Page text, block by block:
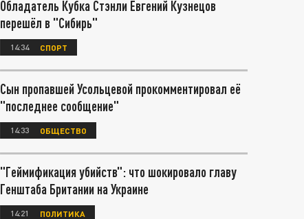
Обладатель Кубка Стэнли Евгений Кузнецов
перешёл в "Сибирь"
14:34 СПОРТ
Сын пропавшей Усольцевой прокомментировал её
"последнее сообщение"
14:33 ОБЩЕСТВО
"Геймификация убийств": что шокировало главу
Генштаба Британии на Украине
14:21 ПОЛИТИКА